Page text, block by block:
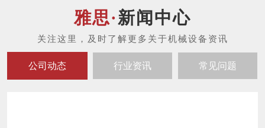
新闻中心
公司动态 行业资讯 常见问题